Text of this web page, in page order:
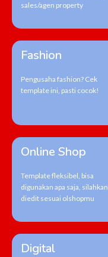
sales/agen property
Fashion
Pengusaha fashion? Cek
template ini, pasti cocok!
Online Shop
Template fleksibel, bisa
digunakan apa saja, silahkan
diedit sesuai olshopmu
Digital